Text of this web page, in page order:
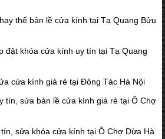
thế bản lề cửa kính tại Tạ Quang Bửu
đặt khóa cửa kính uy tín tại Tạ Quang
cửa kính giá rẻ tại Đông Tác Hà Nội
tín, sửa bản lề cửa kính giá rẻ tại Ô Chợ
sửa khóa cửa kính tại Ô Chợ Dừa Hà